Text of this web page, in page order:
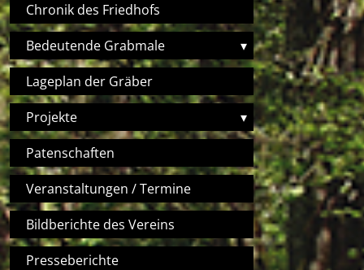
Chronik des Friedhofs
Bedeutende Grabmale
▾
Lageplan der Gräber
Projekte
▾
Patenschaften
Veranstaltungen / Termine
Bildberichte des Vereins
Presseberichte